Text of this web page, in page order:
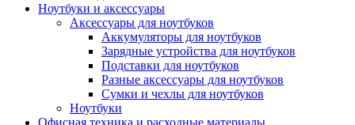
Ноутбуки и аксессуары
Аксессуары для ноутбуков
Аккумуляторы для ноутбуков
Зарядные устройства для ноутбуков
Подставки для ноутбуков
Разные аксессуары для ноутбуков
Сумки и чехлы для ноутбуков
Ноутбуки
Офисная техника и расходные материалы